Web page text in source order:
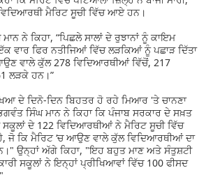
ਮੈਰਿਟ ਸੂਚੀ ਵਿੱਚ ਆਏ ਹਨ।
ਨੇ ਕਿਹਾ, “ਪਿਛਲੇ ਸਾਲਾਂ ਦੇ ਰੁਝਾਨਾਂ ਨੂੰ ਕਾਇਮ
ਵਾਰ ਫਿਰ ਨਤੀਜਿਆਂ ਵਿੱਚ ਲੜਕਿਆਂ ਨੂੰ ਪਛਾੜ ਦਿੱਤਾ
ਵਾਲੇ ਕੁੱਲ 278 ਵਿਦਿਆਰਥੀਆਂ ਵਿੱਚੋਂ, 217
ਲੜਕੇ ਹਨ।”
ਦੇ ਦਿਨੋ-ਦਿਨ ਬਿਹਤਰ ਹੋ ਰਹੇ ਮਿਆਰ 'ਤੇ ਚਾਨਣਾ
ਸਿੰਘ ਮਾਨ ਨੇ ਕਿਹਾ ਕਿ ਪੰਜਾਬ ਸਰਕਾਰ ਦੇ ਸਖ਼ਤ
ਸਕੂਲਾਂ ਦੇ 122 ਵਿਦਿਆਰਥੀਆਂ ਨੇ ਮੈਰਿਟ ਸੂਚੀ ਵਿੱਚ
ਜੋ ਕਿ ਮੈਰਿਟ ‘ਚ ਆਉਣ ਵਾਲੇ ਕੁੱਲ ਵਿਦਿਆਰਥੀਆਂ ਦਾ
ਉਨ੍ਹਾਂ ਅੱਗੇ ਕਿਹਾ, "ਇਹ ਬਹੁਤ ਮਾਣ ਅਤੇ ਸੰਤੁਸ਼ਟੀ
ਸਕੂਲਾਂ ਨੇ ਇਨ੍ਹਾਂ ਪ੍ਰੀਖਿਆਵਾਂ ਵਿੱਚ 100 ਫੀਸਦ